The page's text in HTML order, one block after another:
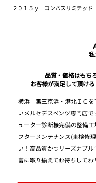
２０１５ｙ コンパスリミテッド
私
品質・価格はもち
お客様が満足して頂け
横浜 第三京浜・港北ＩＣを
いメルセデスベンツ専門店
ューター診断機完備の整備
フターメンテナンス(車検修
い！高品質かつリーズナブ
富に取り揃えてお待ちしてお